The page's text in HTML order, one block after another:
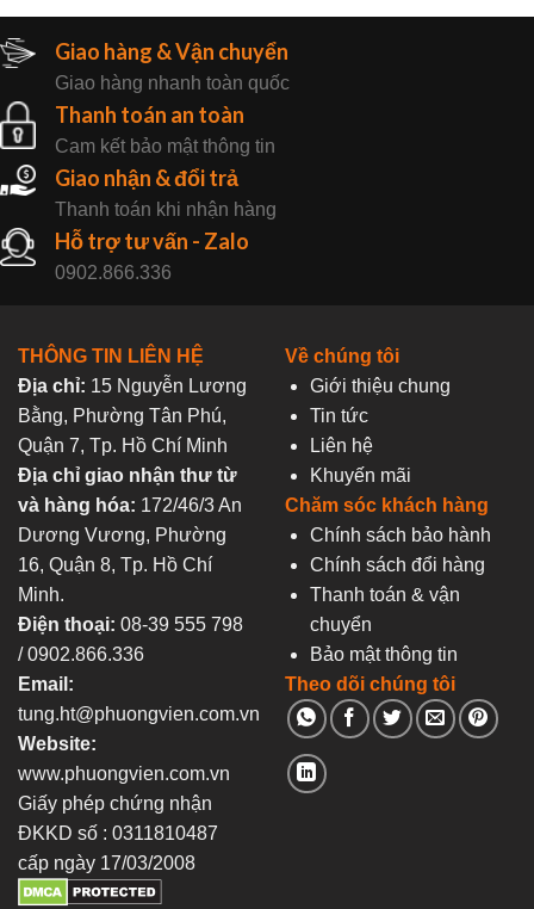
Giao hàng & Vận chuyển
Giao hàng nhanh toàn quốc
Thanh toán an toàn
Cam kết bảo mật thông tin
Giao nhận & đổi trả
Thanh toán khi nhận hàng
Hỗ trợ tư vấn - Zalo
0902.866.336
THÔNG TIN LIÊN HỆ
Địa chỉ: 15 Nguyễn Lương
Bằng, Phường Tân Phú,
Quận 7, Tp. Hồ Chí Minh
Địa chỉ giao nhận thư từ
và hàng hóa: 172/46/3 An
Dương Vương, Phường
16, Quận 8, Tp. Hồ Chí
Minh.
Điện thoại: 08-39 555 798
/ 0902.866.336
Email:
tung.ht@phuongvien.com.vn
Website:
www.phuongvien.com.vn
Giấy phép chứng nhận
ĐKKD số : 0311810487
cấp ngày 17/03/2008
Về chúng tôi
Giới thiệu chung
Tin tức
Liên hệ
Khuyến mãi
Chăm sóc khách hàng
Chính sách bảo hành
Chính sách đổi hàng
Thanh toán & vận
chuyển
Bảo mật thông tin
Theo dõi chúng tôi